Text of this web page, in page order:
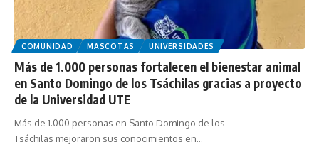
COMUNIDAD MASCOTAS UNIVERSIDADES
Más de 1.000 personas fortalecen el bienestar animal
en Santo Domingo de los Tsáchilas gracias a proyecto
de la Universidad UTE
Más de 1.000 personas en Santo Domingo de los
Tsáchilas mejoraron sus conocimientos en…